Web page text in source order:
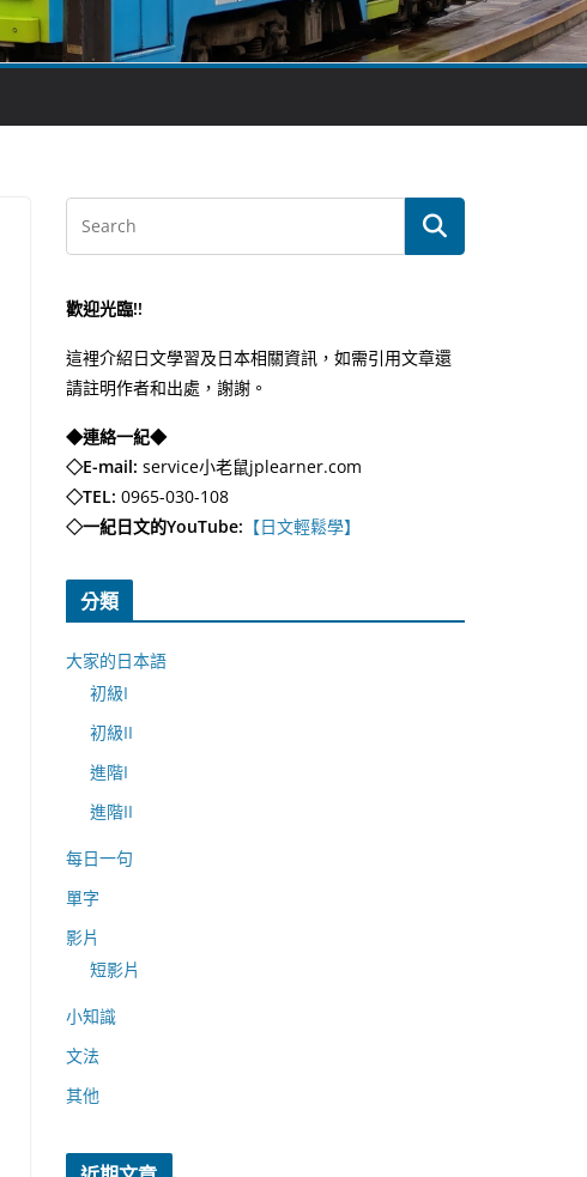
歡迎光臨!!
這裡介紹日文學習及日本相關資訊，如需引用文章還
請註明作者和出處，謝謝。
◆連絡一紀◆
◇E-mail: service小老鼠jplearner.com
◇TEL: 0965-030-108
◇一紀日文的YouTube: 【日文輕鬆學】
分類
大家的日本語
初級I
初級II
進階I
進階II
每日一句
單字
影片
短影片
小知識
文法
其他